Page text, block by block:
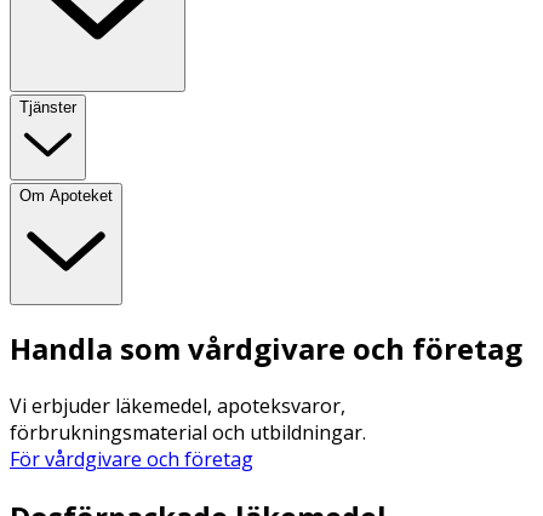
Tjänster
Om Apoteket
Handla som vårdgivare och företag
Vi erbjuder läkemedel, apoteksvaror,
förbrukningsmaterial och utbildningar.
För vårdgivare och företag